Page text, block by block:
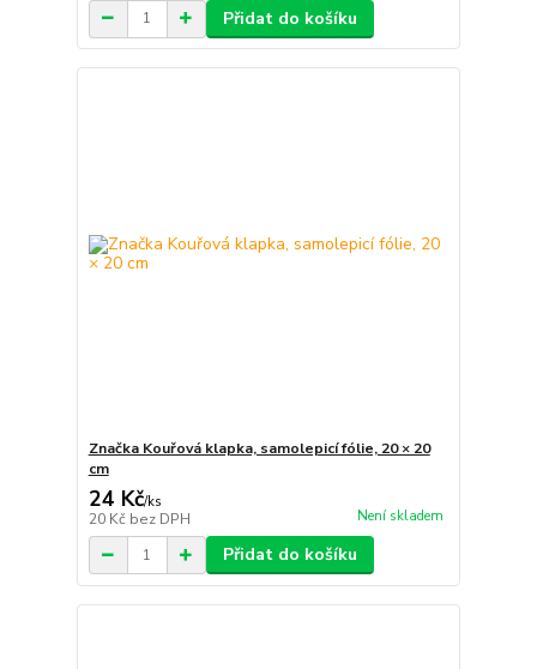
Přidat do košíku
Značka Kouřová klapka, samolepicí fólie, 20 × 20
cm
24 Kč/ks
20 Kč bez DPH Není skladem
Přidat do košíku